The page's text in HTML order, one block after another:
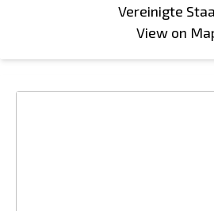
Vereinigte
View on